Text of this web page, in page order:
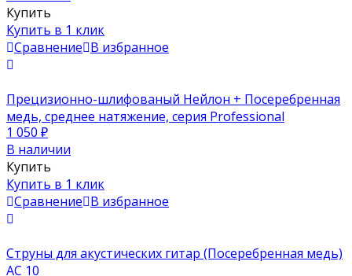
Купить
Купить в 1 клик
Сравнение В избранное
Прецизионно-шлифованый Нейлон + Посеребренная
медь, среднее натяжение, серия Professional
1 050 ₽
В наличии
Купить
Купить в 1 клик
Сравнение В избранное
Струны для акустических гитар (Посеребренная медь)
AC 10